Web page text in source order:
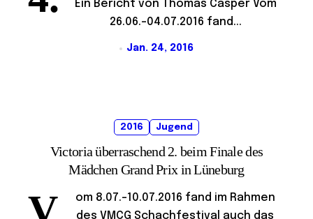
Ein Bericht von Thomas Casper Vom
26.06.-04.07.2016 fand...
Jan. 24, 2016
2016 Jugend
Victoria überraschend 2. beim Finale des
Mädchen Grand Prix in Lüneburg
om 8.07.-10.07.2016 fand im Rahmen
des VMCG Schachfestival auch das